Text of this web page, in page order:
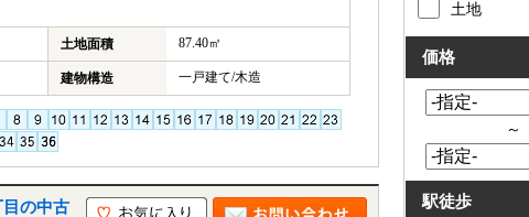
土地面積 87.40㎡
建物構造 一戸建て/木造
の中古
土地
価格
～
駅徒歩